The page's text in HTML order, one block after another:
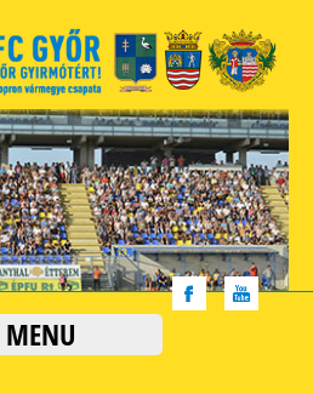
MENU